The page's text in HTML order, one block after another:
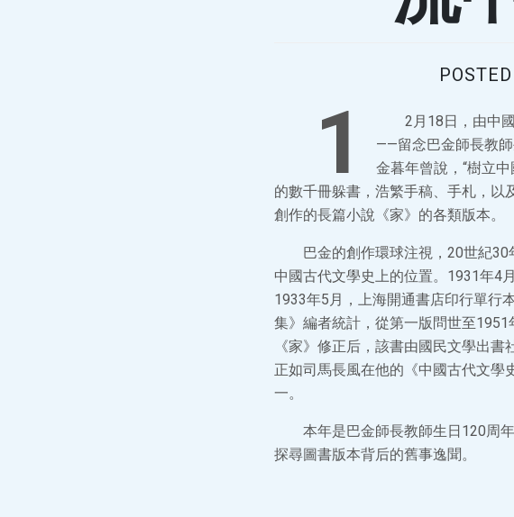
1
2月18日，由中
——留念巴金師長教
金暮年曾說，“樹立
的數千冊躲書，浩繁手稿、手札，以
創作的長篇小說《家》的各類版本。
巴金的創作環球注視，20世紀
中國古代文學史上的位置。1931年4
1933年5月，上海開通書店印行單行
集》編者統計，從第一版問世至
《家》修正后，該書由國民文學出
正如司馬長風在他的《中國古代文學
一。
本年是巴金師長教師生日120周
探尋圖書版本背后的舊事逸聞。